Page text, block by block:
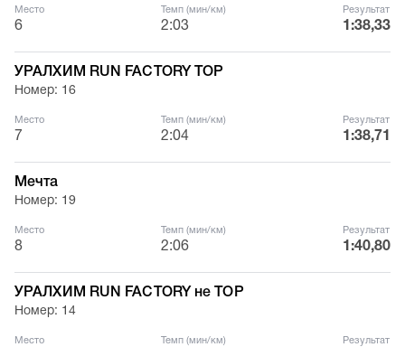
Место
6
Темп (мин/км)
2:03
Результат
1:38,33
УРАЛХИМ RUN FACTORY TOP
Номер: 16
Место
7
Темп (мин/км)
2:04
Результат
1:38,71
Мечта
Номер: 19
Место
8
Темп (мин/км)
2:06
Результат
1:40,80
УРАЛХИМ RUN FACTORY не TOP
Номер: 14
Место Темп (мин/км) Результат